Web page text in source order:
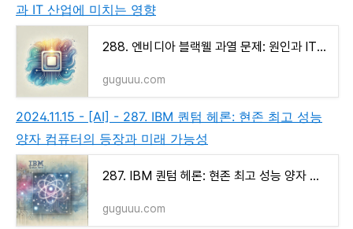
과 IT 산업에 미치는 영향
288. 엔비디아 블랙웰 과열 문제: 원인과 IT 산업에 미치는 영향
guguuu.com
2024.11.15 - [AI] - 287. IBM 퀀텀 헤론: 현존 최고 성능
양자 컴퓨터의 등장과 미래 가능성
287. IBM 퀀텀 헤론: 현존 최고 성능 양자 컴퓨터의 등장과 미래 가능성
guguuu.com